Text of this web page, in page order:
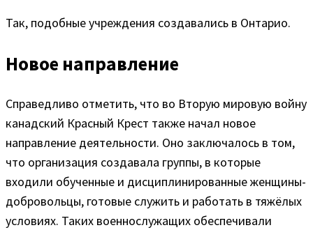
Так, подобные учреждения создавались в Онтарио.
Новое направление
Справедливо отметить, что во Вторую мировую войну
канадский Красный Крест также начал новое
направление деятельности. Оно заключалось в том,
что организация создавала группы, в которые
входили обученные и дисциплинированные женщины-
добровольцы, готовые служить и работать в тяжёлых
условиях. Таких военнослужащих обеспечивали